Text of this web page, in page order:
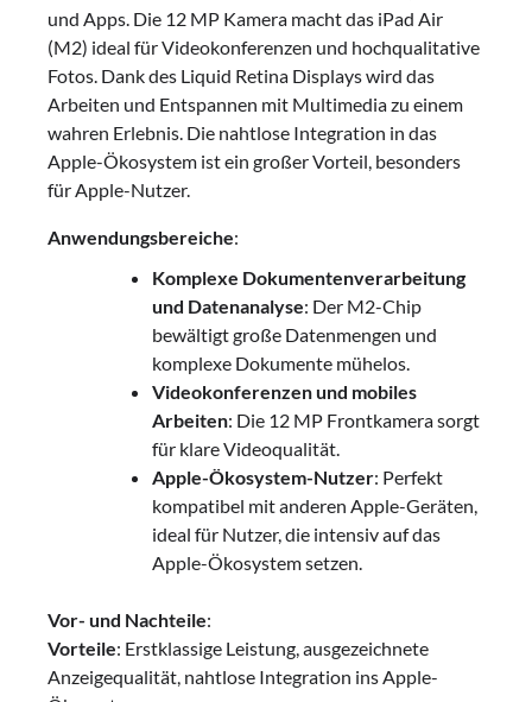
und Apps. Die 12 MP Kamera macht das iPad Air
(M2) ideal für Videokonferenzen und hochqualitative
Fotos. Dank des Liquid Retina Displays wird das
Arbeiten und Entspannen mit Multimedia zu einem
wahren Erlebnis. Die nahtlose Integration in das
Apple-Ökosystem ist ein großer Vorteil, besonders
für Apple-Nutzer.
Anwendungsbereiche:
Komplexe Dokumentenverarbeitung
und Datenanalyse: Der M2-Chip
bewältigt große Datenmengen und
komplexe Dokumente mühelos.
Videokonferenzen und mobiles
Arbeiten: Die 12 MP Frontkamera sorgt
für klare Videoqualität.
Apple-Ökosystem-Nutzer: Perfekt
kompatibel mit anderen Apple-Geräten,
ideal für Nutzer, die intensiv auf das
Apple-Ökosystem setzen.
Vor- und Nachteile:
Vorteile: Erstklassige Leistung, ausgezeichnete
Anzeigequalität, nahtlose Integration ins Apple-